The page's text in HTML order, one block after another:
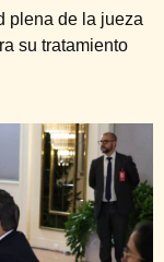
plena de la jueza
su tratamiento